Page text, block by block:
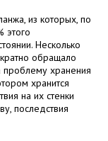
из которых, по
этого
Несколько
обращало
хранения
хранится
на их стенки
последствия